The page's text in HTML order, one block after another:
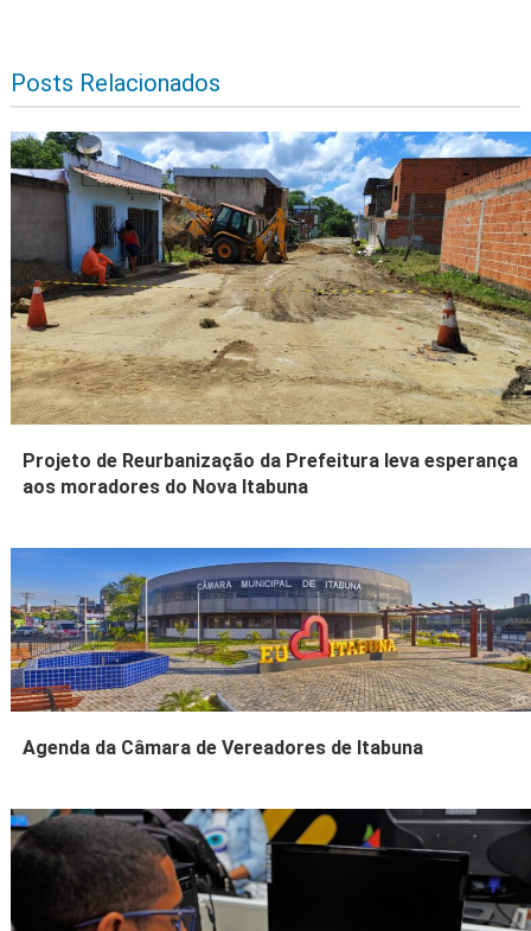
Posts Relacionados
Projeto de Reurbanização da Prefeitura leva esperança
aos moradores do Nova Itabuna
Agenda da Câmara de Vereadores de Itabuna